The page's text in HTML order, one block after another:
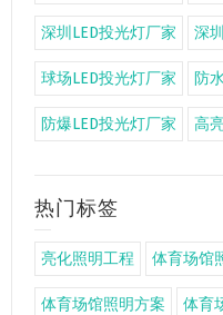
深圳LED投光灯厂家 深
球场LED投光灯厂家 防
防爆LED投光灯厂家 高
热门标签
亮化照明工程 体育场馆
体育场馆照明方案 体育